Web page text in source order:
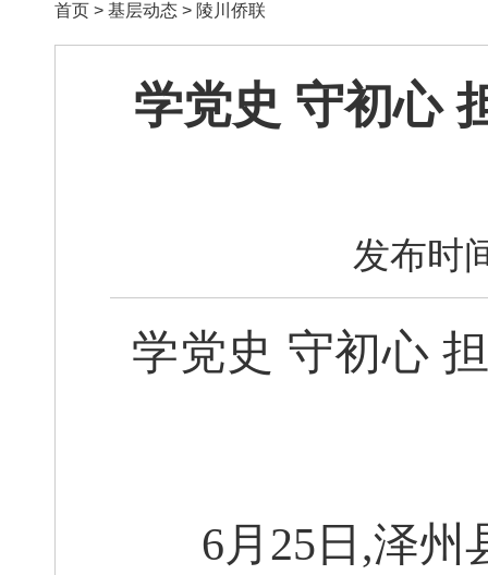
首页 > 基层动态 > 陵川侨联
学党史 守初心
发布时
学党史 守初心
6月25日,泽州